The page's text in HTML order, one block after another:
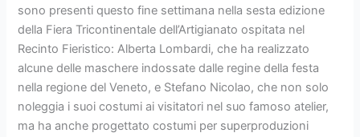
sono presenti questo fine settimana nella sesta edizione
della Fiera Tricontinentale dell’Artigianato ospitata nel
Recinto Fieristico: Alberta Lombardi, che ha realizzato
alcune delle maschere indossate dalle regine della festa
nella regione del Veneto, e Stefano Nicolao, che non solo
noleggia i suoi costumi ai visitatori nel suo famoso atelier,
ma ha anche progettato costumi per superproduzioni